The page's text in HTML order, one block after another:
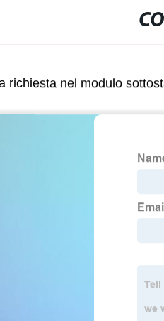
richiesta nel modulo